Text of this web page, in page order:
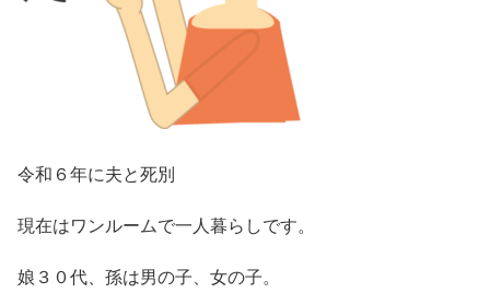
令和６年に夫と死別
現在はワンルームで一人暮らしです。
娘３０代、孫は男の子、女の子。